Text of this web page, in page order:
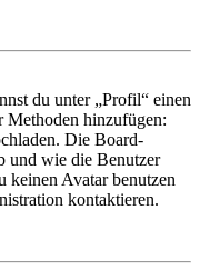
du unter „Profil“ einen
Methoden hinzufügen:
Die Board-
und wie die Benutzer
keinen Avatar benutzen
kontaktieren.